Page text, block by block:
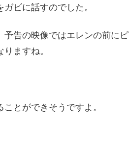
ビに話すのでした。
告の映像ではエレンの前にピ
ますね。
とができそうですよ。